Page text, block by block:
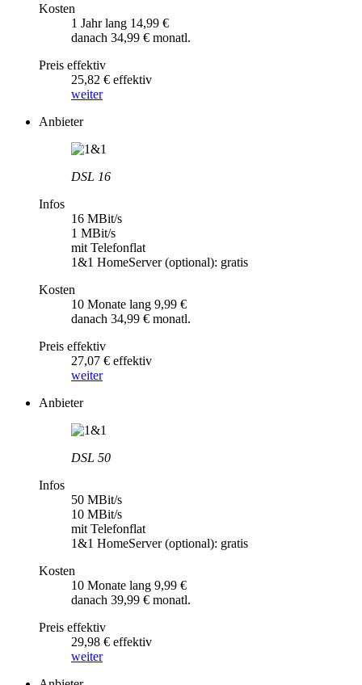
Kosten
1 Jahr lang 14,99 €
danach 34,99 € monatl.
Preis effektiv
25,82 € effektiv
weiter
Anbieter
DSL 16
Infos
16 MBit/s
1 MBit/s
mit Telefonflat
1&1 HomeServer (optional): gratis
Kosten
10 Monate lang 9,99 €
danach 34,99 € monatl.
Preis effektiv
27,07 € effektiv
weiter
Anbieter
DSL 50
Infos
50 MBit/s
10 MBit/s
mit Telefonflat
1&1 HomeServer (optional): gratis
Kosten
10 Monate lang 9,99 €
danach 39,99 € monatl.
Preis effektiv
29,98 € effektiv
weiter